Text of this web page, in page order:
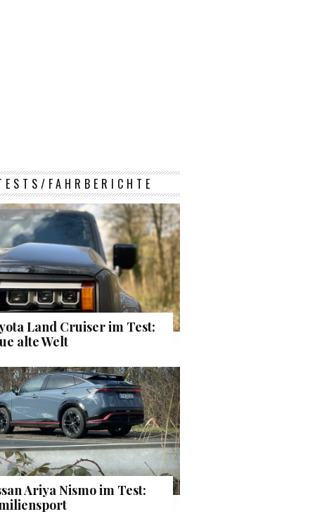
FAHRBERICHTE
Land Cruiser im Test:
alte Welt
Ariya Nismo im Test: